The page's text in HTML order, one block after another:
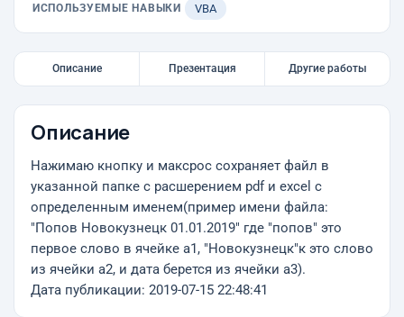
ИСПОЛЬЗУЕМЫЕ НАВЫКИ VBA
Описание Презентация Другие работы
Описание
Нажимаю кнопку и максрос сохраняет файл в
указанной папке с расшерением pdf и excel с
определенным именем(пример имени файла:
"Попов Новокузнецк 01.01.2019" где "попов" это
первое слово в ячейке а1, "Новокузнецк"к это слово
из ячейки а2, и дата берется из ячейки а3).
Дата публикации: 2019-07-15 22:48:41